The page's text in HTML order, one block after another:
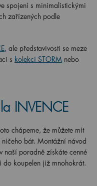
spojení s minimalistickými
zařízených podle
, ale představivosti se meze
s kolekcí STORM nebo
INVENCE
chápeme, že můžete mít
ničeho bát. Montážní návod
naší poradně získáte cenné
koupelen již mnohokrát.